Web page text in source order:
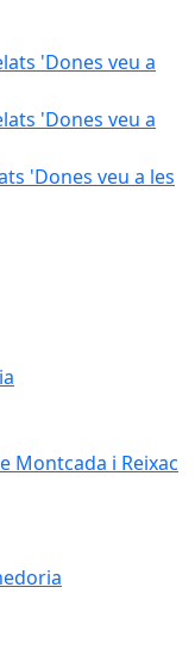
'Dones veu a
'Dones veu a
'Dones veu a les
Montcada i Reixac